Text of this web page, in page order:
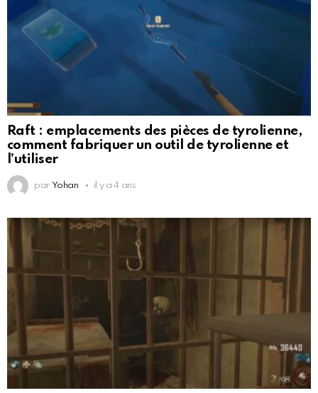
Raft : emplacements des pièces de tyrolienne,
comment fabriquer un outil de tyrolienne et
l’utiliser
par Yohan il y a 4 ans